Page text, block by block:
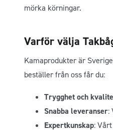
mörka körningar.
Varför välja
Kamaprodukter är
beställer från oss får du:
Trygghet och
Snabba leveranser:
Expertkunskap: